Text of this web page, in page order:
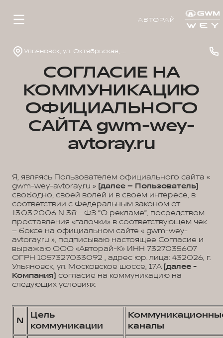
АВТОРАЙ
Ульяновск, ул. Октябрьская, д. 22л
СОГЛАСИЕ НА
КОММУНИКАЦИЮ
ОФИЦИАЛЬНОГО
САЙТА gwm-wey-
avtoray.ru
Я, являясь Пользователем официального сайта «
gwm-wey-avtoray.ru » (далее – Пользователь)
свободно, своей волей и в своем интересе, в
соответствии с Федеральным законом от
13.03.2006 N 38 - ФЗ “О рекламе”, посредством
проставления «галочки» в соответствующем чек
– боксе на официальном сайте « gwm-wey-
avtoray.ru », подписываю настоящее Согласие и
выражаю ООО «Авторай-К» ИНН 7327035607
ОГРН 1057327033092 , адрес юр. лица: 432026, г.
Ульяновск, ул. Московское шоссе, 17А (далее -
Компания) согласие на коммуникацию на
следующих условиях:
N
Цель
коммуникации
каналы